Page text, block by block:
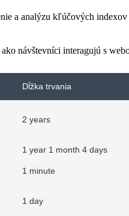
a analýzu kľúčových
návštevníci interagujú s
Dĺžka trvania
2 years
1 year 1 month 4 days
1 minute
1 day